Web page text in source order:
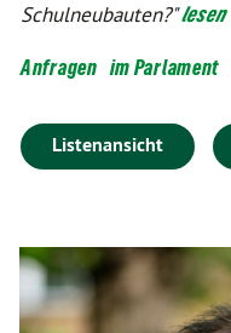
Schulneubauten?"lesen
Anfragen im Parlament
Listenansicht